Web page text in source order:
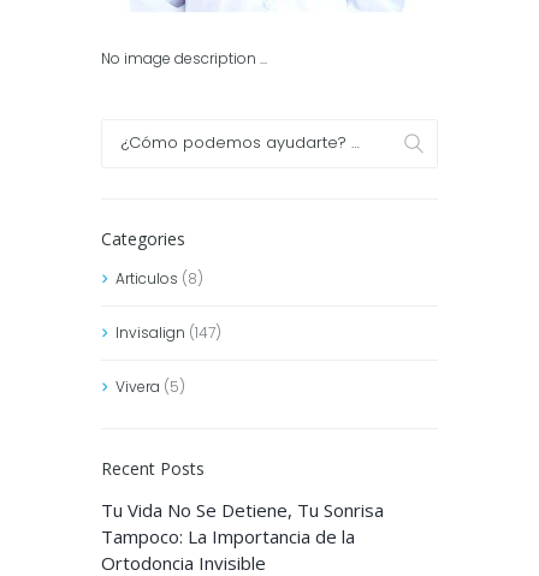
No image description ...
Categories
Articulos (8)
Invisalign (147)
Vivera (5)
Recent Posts
Tu Vida No Se Detiene, Tu Sonrisa
Tampoco: La Importancia de la
Ortodoncia Invisible